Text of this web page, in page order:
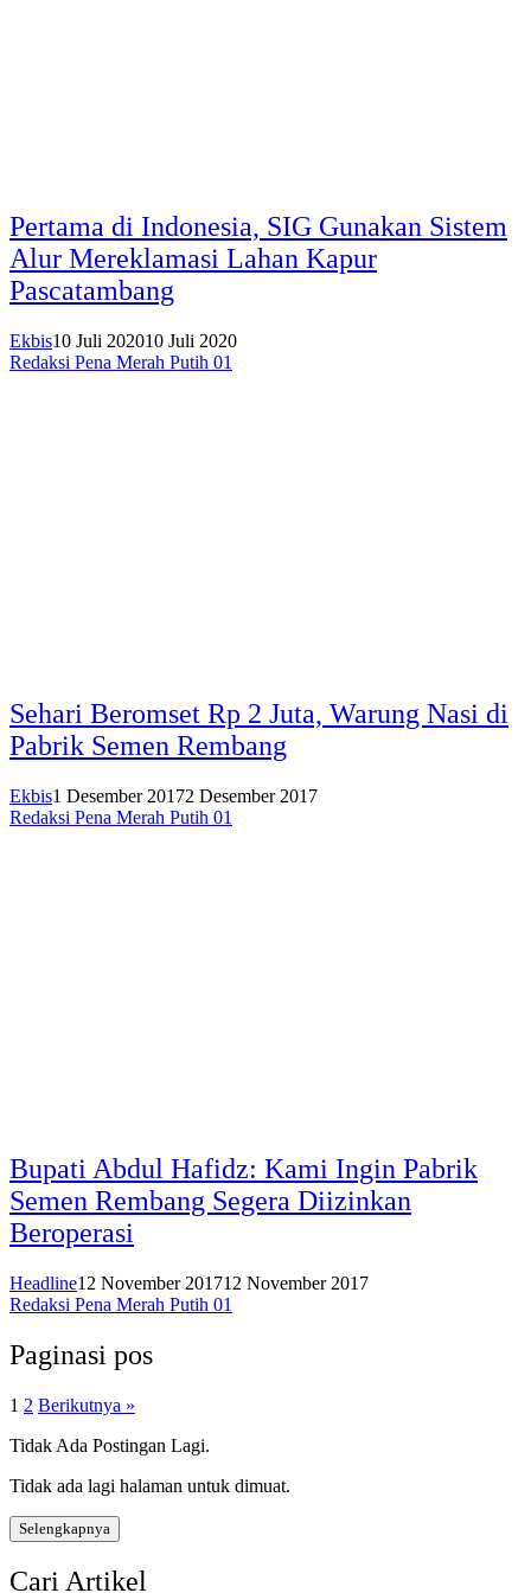
Pertama di Indonesia, SIG Gunakan Sistem
Alur Mereklamasi Lahan Kapur
Pascatambang
Ekbis10 Juli 202010 Juli 2020
Redaksi Pena Merah Putih 01
Sehari Beromset Rp 2 Juta, Warung Nasi di
Pabrik Semen Rembang
Ekbis1 Desember 20172 Desember 2017
Redaksi Pena Merah Putih 01
Bupati Abdul Hafidz: Kami Ingin Pabrik
Semen Rembang Segera Diizinkan
Beroperasi
Headline12 November 201712 November 2017
Redaksi Pena Merah Putih 01
Paginasi pos
1 2 Berikutnya »
Tidak Ada Postingan Lagi.
Tidak ada lagi halaman untuk dimuat.
Selengkapnya
Cari Artikel